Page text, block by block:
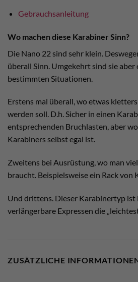
Gebrauchsanleitung
Wo machen diese Karabiner Sinn?
Die Nano 22 sind sehr klein.
überall Sinn. Umgekehrt sind sie
bestimmten Situationen.
Erstens mal überall, wo etwas
werden soll. D.h. Sicher in einen
entsprechenden Bruchlasten, aber
Karabiners selbst egal ist.
Zweitens bei Ausrüstung, wo man
braucht. Beispielsweise ein Rack von
Und drittens. Dieser Karabinertyp ist
verlängerbare Expressen die
ZUSÄTZLICHE